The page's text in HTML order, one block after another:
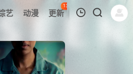
艺 动漫 更新
135
热榜 APP